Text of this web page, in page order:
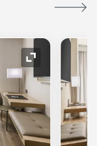
Icono de